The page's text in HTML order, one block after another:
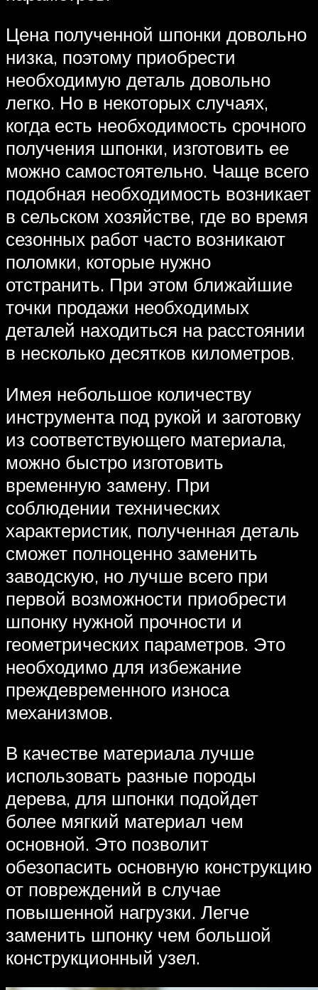
Цена полученной шпонки довольно
низка, поэтому приобрести
необходимую деталь довольно
легко. Но в некоторых случаях,
когда есть необходимость срочного
получения шпонки, изготовить ее
можно самостоятельно. Чаще всего
подобная необходимость возникает
в сельском хозяйстве, где во время
сезонных работ часто возникают
поломки, которые нужно
отстранить. При этом ближайшие
точки продажи необходимых
деталей находиться на расстоянии
в несколько десятков километров.
Имея небольшое количеству
инструмента под рукой и заготовку
из соответствующего материала,
можно быстро изготовить
временную замену. При
соблюдении технических
характеристик, полученная деталь
сможет полноценно заменить
заводскую, но лучше всего при
первой возможности приобрести
шпонку нужной прочности и
геометрических параметров. Это
необходимо для избежание
преждевременного износа
механизмов.
В качестве материала лучше
использовать разные породы
дерева, для шпонки подойдет
более мягкий материал чем
основной. Это позволит
обезопасить основную конструкцию
от повреждений в случае
повышенной нагрузки. Легче
заменить шпонку чем большой
конструкционный узел.